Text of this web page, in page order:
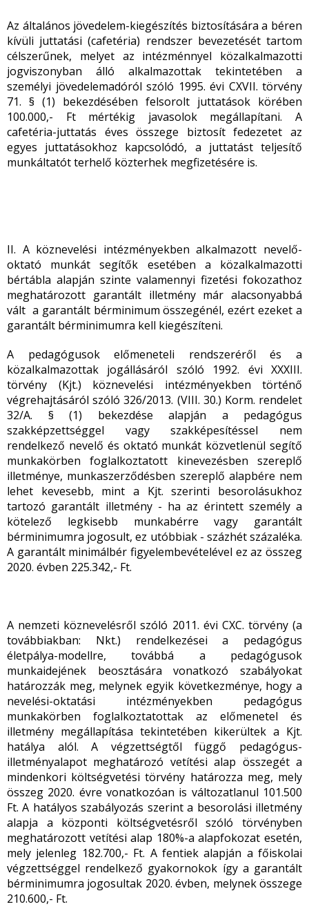
Az általános jövedelem-kiegészítés biztosítására a béren
kívüli juttatási (cafetéria) rendszer bevezetését tartom
célszerűnek, melyet az intézménnyel közalkalmazotti
jogviszonyban álló alkalmazottak tekintetében a
személyi jövedelemadóról szóló 1995. évi CXVII. törvény
71. § (1) bekezdésében felsorolt juttatások körében
100.000,- Ft mértékig javasolok megállapítani. A
cafetéria-juttatás éves összege biztosít fedezetet az
egyes juttatásokhoz kapcsolódó, a juttatást teljesítő
munkáltatót terhelő közterhek megfizetésére is.
II. A köznevelési intézményekben alkalmazott nevelő-
oktató munkát segítők esetében a közalkalmazotti
bértábla alapján szinte valamennyi fizetési fokozathoz
meghatározott garantált illetmény már alacsonyabbá
vált a garantált bérminimum összegénél, ezért ezeket a
garantált bérminimumra kell kiegészíteni.
A pedagógusok előmeneteli rendszeréről és a
közalkalmazottak jogállásáról szóló 1992. évi XXXIII.
törvény (Kjt.) köznevelési intézményekben történő
végrehajtásáról szóló 326/2013. (VIII. 30.) Korm. rendelet
32/A. § (1) bekezdése alapján a pedagógus
szakképzettséggel vagy szakképesítéssel nem
rendelkező nevelő és oktató munkát közvetlenül segítő
munkakörben foglalkoztatott kinevezésben szereplő
illetménye, munkaszerződésben szereplő alapbére nem
lehet kevesebb, mint a Kjt. szerinti besorolásukhoz
tartozó garantált illetmény - ha az érintett személy a
kötelező legkisebb munkabérre vagy garantált
bérminimumra jogosult, ez utóbbiak - százhét százaléka.
A garantált minimálbér figyelembevételével ez az összeg
2020. évben 225.342,- Ft.
A nemzeti köznevelésről szóló 2011. évi CXC. törvény (a
továbbiakban: Nkt.) rendelkezései a pedagógus
életpálya-modellre, továbbá a pedagógusok
munkaidejének beosztására vonatkozó szabályokat
határozzák meg, melynek egyik következménye, hogy a
nevelési-oktatási intézményekben pedagógus
munkakörben foglalkoztatottak az előmenetel és
illetmény megállapítása tekintetében kikerültek a Kjt.
hatálya alól. A végzettségtől függő pedagógus-
illetményalapot meghatározó vetítési alap összegét a
mindenkori költségvetési törvény határozza meg, mely
összeg 2020. évre vonatkozóan is változatlanul 101.500
Ft. A hatályos szabályozás szerint a besorolási illetmény
alapja a központi költségvetésről szóló törvényben
meghatározott vetítési alap 180%-a alapfokozat esetén,
mely jelenleg 182.700,- Ft. A fentiek alapján a főiskolai
végzettséggel rendelkező gyakornokok így a garantált
bérminimumra jogosultak 2020. évben, melynek összege
210.600,- Ft.